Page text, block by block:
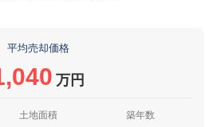
平均売却価格
万円
土地面積 築年数